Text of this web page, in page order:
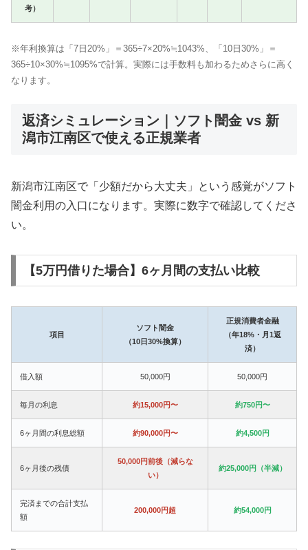
考）
※年利換算は「7日20%」＝365÷7×20%≒1043%、「10日30%」＝
365÷10×30%≒1095%で計算。実際には手数料も加わるためさらに高く
なります。
返済シミュレーション｜ソフト闇金 vs 新
潟市江南区で使える正規業者
新潟市江南区で「少額だから大丈夫」という感覚がソフト
闇金利用の入口になります。実際に数字で確認してくださ
い。
【5万円借りた場合】6ヶ月間の支払い比較
項目
ソフト闇金
（10日30%換算）
正規消費者金融
（年18%・月1返
済）
借入額 50,000円 50,000円
毎月の利息 約15,000円〜 約750円〜
6ヶ月間の利息総額 約90,000円〜 約4,500円
6ヶ月後の残債
50,000円前後（減らな
い）
約25,000円（半減）
完済までの合計支払
額
200,000円超 約54,000円